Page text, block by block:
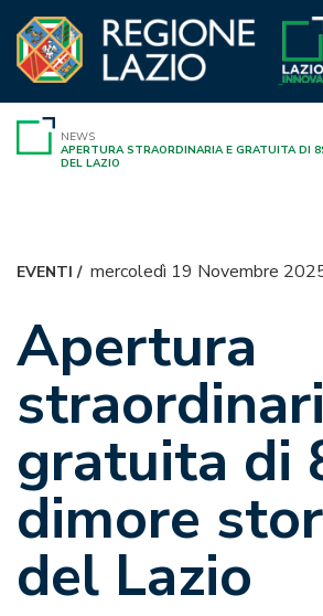
contenuto
NEWS
APERTURA STRAORDINARIA E GRATUITA DI
DEL LAZIO
EVENTI / mercoledì 19 Novembre
Apertura
gratuita di
dimore
del Lazio